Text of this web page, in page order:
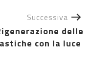
Successiva
delle
con la luce